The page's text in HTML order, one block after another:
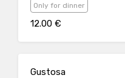
Only for dinner
12.00 €
Gustosa